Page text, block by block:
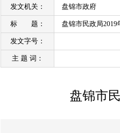
发文机关： 盘锦市政府
标 题： 盘锦市民政局
发文字号：
主 题 词：
盘锦市